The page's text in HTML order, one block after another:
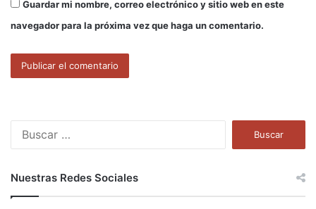
Guardar mi nombre, correo electrónico y sitio web en este
navegador para la próxima vez que haga un comentario.
r
Nuestras Redes Sociales